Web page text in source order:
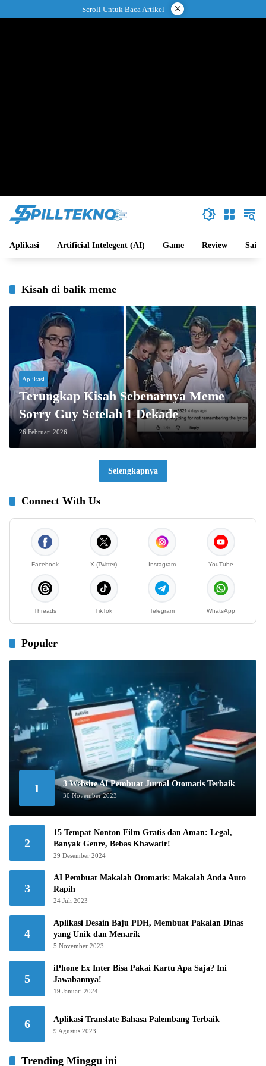
ke
Scroll Untuk Baca Artikel ×
Aplikasi Artificial Intelegent (AI) Game Review Sains
Kisah di balik meme
Aplikasi
Terungkap Kisah Sebenarnya Meme
Sorry Guy Setelah 1 Dekade
26 Februari 2026
Selengkapnya
Connect With Us
Facebook X (Twitter) Instagram YouTube
Threads TikTok Telegram WhatsApp
Populer
1 3 Website AI Pembuat Jurnal Otomatis Terbaik
30 November 2023
2
15 Tempat Nonton Film Gratis dan Aman: Legal,
Banyak Genre, Bebas Khawatir!
29 Desember 2024
3
AI Pembuat Makalah Otomatis: Makalah Anda Auto
Rapih
24 Juli 2023
4
Aplikasi Desain Baju PDH, Membuat Pakaian Dinas
yang Unik dan Menarik
5 November 2023
5
iPhone Ex Inter Bisa Pakai Kartu Apa Saja? Ini
Jawabannya!
19 Januari 2024
6 Aplikasi Translate Bahasa Palembang Terbaik
9 Agustus 2023
Trending Minggu ini